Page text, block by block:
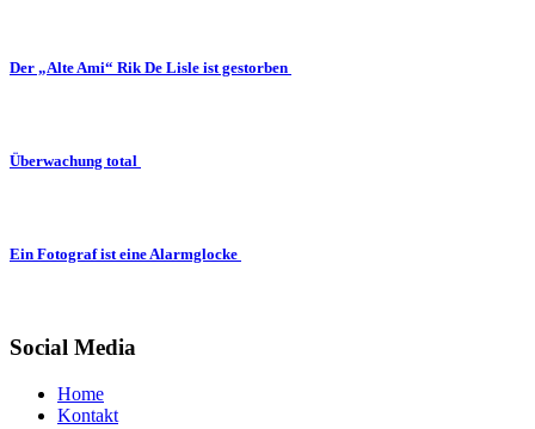
Der „Alte Ami“ Rik De Lisle ist gestorben
Überwachung total
Ein Fotograf ist eine Alarmglocke
Social Media
Home
Kontakt